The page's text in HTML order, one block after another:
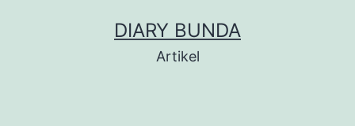
DIARY BUNDA
Artikel